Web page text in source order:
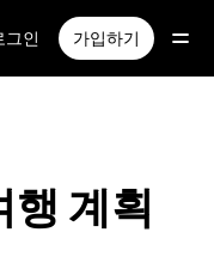
그인 가입하기
행 계획